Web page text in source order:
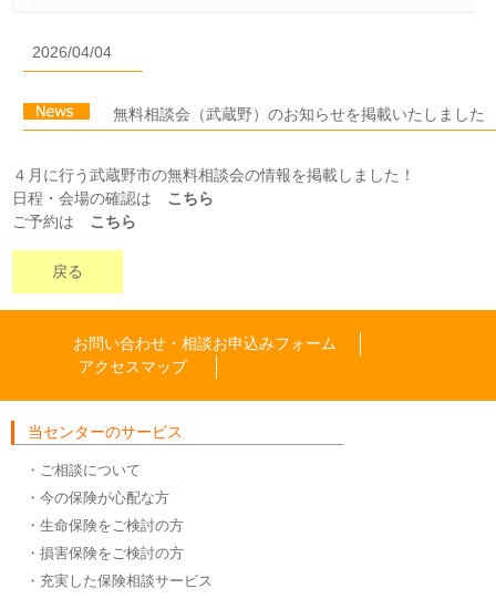
2026/04/04
無料相談会（武蔵野）のお知らせを掲載いたしました
４月に行う武蔵野市の無料相談会の情報を掲載しました！
日程・会場の確認は こちら
ご予約は こちら
戻る
お問い合わせ・相談お申込みフォーム
アクセスマップ
当センターのサービス
・ご相談について
・今の保険が心配な方
・生命保険をご検討の方
・損害保険をご検討の方
・充実した保険相談サービス